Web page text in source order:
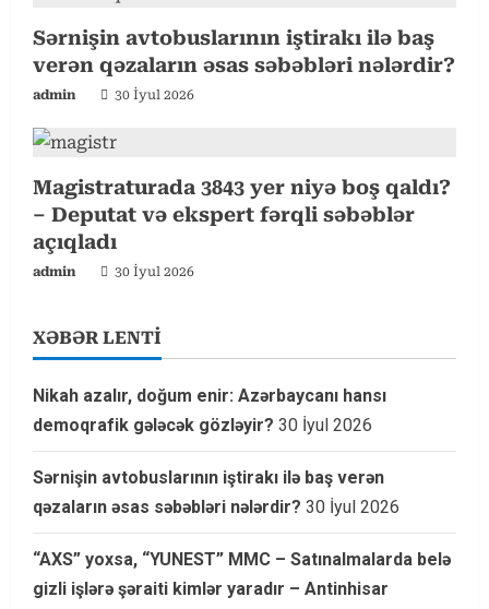
i
n
g
Sərnişin avtobuslarının iştirakı ilə baş
verən qəzaların əsas səbəbləri nələrdir?
admin 30 İyul 2026
Magistraturada 3843 yer niyə boş qaldı?
– Deputat və ekspert fərqli səbəblər
açıqladı
admin 30 İyul 2026
XƏBƏR LENTİ
Nikah azalır, doğum enir: Azərbaycanı hansı
demoqrafik gələcək gözləyir? 30 İyul 2026
Sərnişin avtobuslarının iştirakı ilə baş verən
qəzaların əsas səbəbləri nələrdir? 30 İyul 2026
“AXS” yoxsa, “YUNEST” MMC – Satınalmalarda belə
gizli işlərə şəraiti kimlər yaradır – Antinhisar